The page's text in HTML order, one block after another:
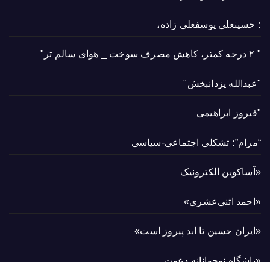
؛ حسینعلی یوسفعلی زاده،
" ۲ درجه کمتر، کاهش مصرف سوخت _ هوای سالم تر"
"عبدالله یزدانبخش"
"فیروز ابراهیمی
“مرام”؛ تشکلی اجتماعی-سیاسی
«آساکوین الکترونیک
«احمد اثنی‌عشری»
«ایران حسین تا ابد پیروز است»